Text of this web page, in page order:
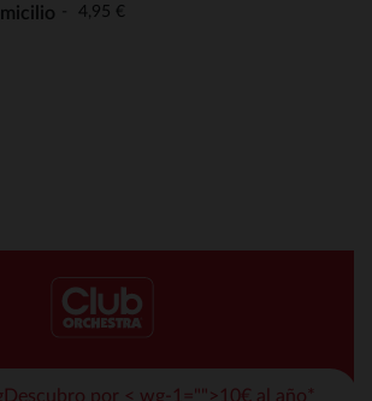
4,95 €
por < wg-1="">10€ al año*